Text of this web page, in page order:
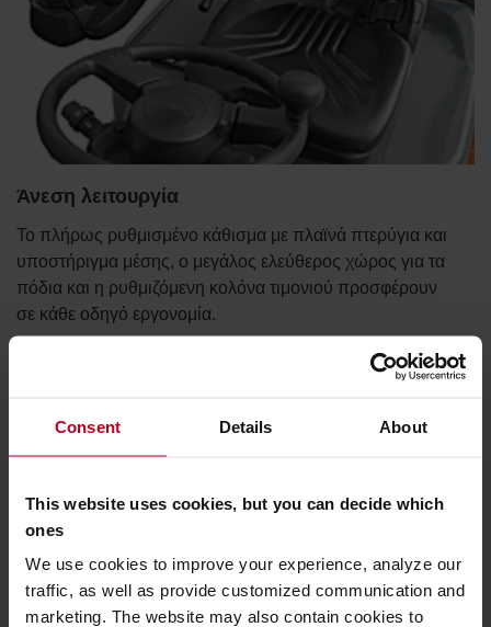
Consent Details About
This website uses cookies, but you can decide which
ones
We use cookies to improve your experience, analyze our
traffic, as well as provide customized communication and
marketing. The website may also contain cookies to
Άνεση λειτουργία
Το πλήρως ρυθμισμένο κάθισμα με πλαϊνά πτερύγια και
υποστήριγμα μέσης, ο μεγάλος ελεύθερος χώρος για τα
πόδια και η ρυθμιζόμενη κολόνα τιμονιού προσφέρουν
σε κάθε οδηγό εργονομία.